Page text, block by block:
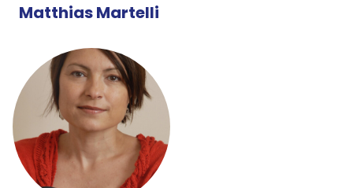
Matthias Martelli